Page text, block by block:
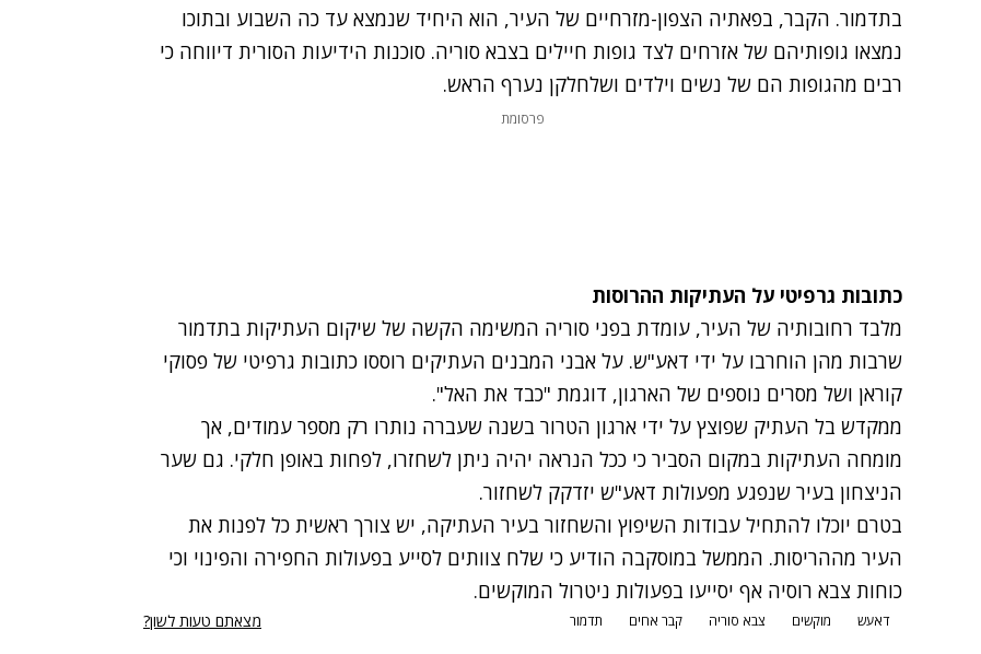
בתדמור. הקבר, בפאתיה הצפון-מזרחיים של העיר, הוא היחיד שנמצא עד כה השבוע ובתוכו
נמצאו גופותיהם של אזרחים לצד גופות חיילים בצבא סוריה. סוכנות הידיעות הסורית דיווחה כי
רבים מהגופות הם של נשים וילדים ושלחלקן נערף הראש.
פרסומת
כתובות גרפיטי על העתיקות ההרוסות
מלבד רחובותיה של העיר, עומדת בפני סוריה המשימה הקשה של שיקום העתיקות בתדמור
שרבות מהן הוחרבו על ידי דאע"ש. על אבני המבנים העתיקים רוססו כתובות גרפיטי של פסוקי
קוראן ושל מסרים נוספים של הארגון, דוגמת "כבד את האל".
ממקדש בל העתיק שפוצץ על ידי ארגון הטרור בשנה שעברה נותרו רק מספר עמודים, אך
מומחה העתיקות במקום הסביר כי ככל הנראה יהיה ניתן לשחזרו, לפחות באופן חלקי. גם שער
הניצחון בעיר שנפגע מפעולות דאע"ש יזדקק לשחזור.
בטרם יוכלו להתחיל עבודות השיפוץ והשחזור בעיר העתיקה, יש צורך ראשית כל לפנות את
העיר מההריסות. הממשל במוסקבה הודיע כי שלח צוותים לסייע בפעולות החפירה והפינוי וכי
כוחות צבא רוסיה אף יסייעו בפעולות ניטרול המוקשים.
דאעש מוקשים צבא סוריה קבר אחים תדמור מצאתם טעות לשון?